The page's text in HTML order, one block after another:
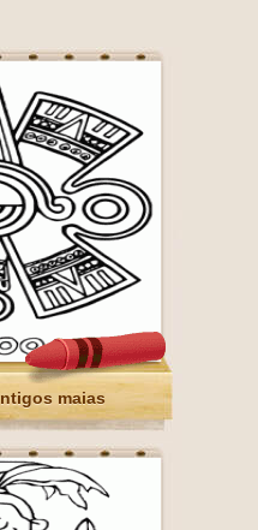
maias